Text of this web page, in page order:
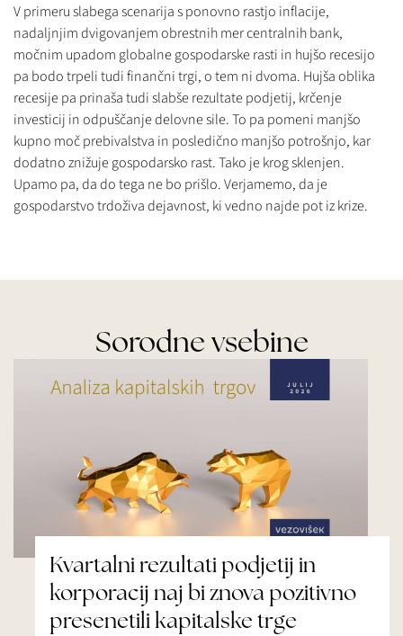
V primeru slabega scenarija s ponovno rastjo inflacije,
nadaljnjim dvigovanjem obrestnih mer centralnih bank,
močnim upadom globalne gospodarske rasti in hujšo recesijo
pa bodo trpeli tudi finančni trgi, o tem ni dvoma. Hujša oblika
recesije pa prinaša tudi slabše rezultate podjetij, krčenje
investicij in odpuščanje delovne sile. To pa pomeni manjšo
kupno moč prebivalstva in posledično manjšo potrošnjo, kar
dodatno znižuje gospodarsko rast. Tako je krog sklenjen.
Upamo pa, da do tega ne bo prišlo. Verjamemo, da je
gospodarstvo trdoživa dejavnost, ki vedno najde pot iz krize.
Sorodne vsebine
Kvartalni rezultati podjetij in
korporacij naj bi znova pozitivno
presenetili kapitalske trge